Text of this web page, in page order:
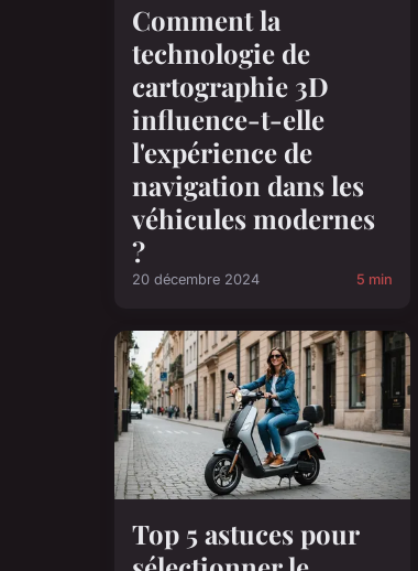
Comment la
technologie de
cartographie 3D
influence-t-elle
l'expérience de
navigation dans les
véhicules modernes
?
20 décembre 2024 5 min
Top 5 astuces pour